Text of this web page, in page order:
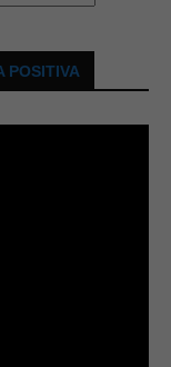
POSITIVA